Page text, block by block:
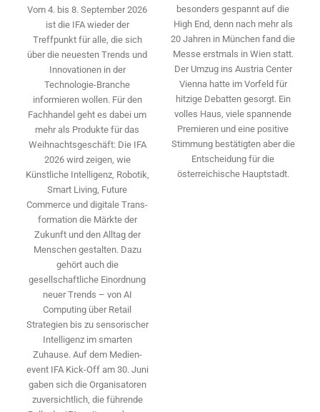
Vom 4. bis 8. September 2026
ist die IFA wieder der
Treffpunkt für alle, die sich
über die neuesten Trends und
Innovationen in der
Technologie-­Branche
informieren wollen. Für den
Fachhandel geht es dabei um
mehr als Produkte für das
Weihnachtsgeschäft: Die IFA
2026 wird ­zeigen, wie
Künstliche Intelligenz, Robotik,
Smart Living, Future
Commerce und digitale Trans­
formation die Märkte der
Zukunft und den Alltag der
Menschen gestalten. Dazu
gehört auch die
gesellschaftliche Einordnung
neuer Trends – von AI
Computing über Retail
Strategien bis zu sensorischer
Intelligenz im smarten
Zuhause. Auf dem Medien­
event IFA Kick-Off am 30. Juni
gaben sich die Organisatoren
zuversichtlich, die führende
besonders gespannt auf die
High End, denn nach mehr als
20 Jahren in München fand die
Messe erstmals in Wien statt.
Der Umzug ins Austria Center
Vienna hatte im Vorfeld für
hitzige Debatten gesorgt. Ein
volles Haus, viele spannende
Premieren und eine positive
Stimmung bestätigten aber die
Entscheidung für die
österreichische Hauptstadt.